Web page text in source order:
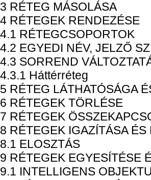
RÉTEG MÁSOLÁSA
RÉTEGEK RENDEZÉSE
RÉTEGCSOPORTOK
EGYEDI NÉV, JELZŐ
SORREND
Háttérréteg
RÉTEG LÁTHATÓSÁGA
RÉTEGEK TÖRLÉSE
RÉTEGEK
RÉTEGEK IGAZÍTÁSA ÉS
ELOSZTÁS
RÉTEGEK EGYESÍTÉSE
INTELLIGENS